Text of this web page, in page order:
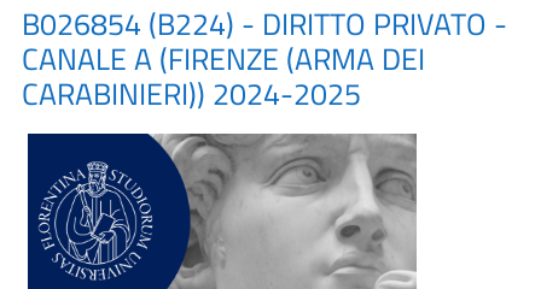
B026854 (B224) - DIRITTO PRIVATO -
CANALE A (FIRENZE (ARMA DEI
CARABINIERI)) 2024-2025